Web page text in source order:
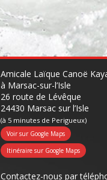
Amicale Laïque Canoë
à Marsac-sur-l’Isle
26 route de Lévêque
24430 Marsac sur l’Isle
(à 5 minutes de Perigueux)
Voir sur Google Maps
Itinéraire sur Google Maps
Contactez-nous par